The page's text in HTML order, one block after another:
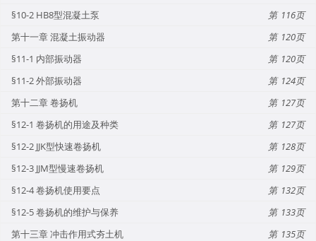
§10-2 HB8型混凝土泵
116
第十一章 混凝土振动器
120
§11-1 内部振动器
120
§11-2 外部振动器
124
第十二章 卷扬机
127
§12-1 卷扬机的用途及种类
127
§12-2 JJK型快速卷扬机
128
§12-3 JJM型慢速卷扬机
129
§12-4 卷扬机使用要点
132
§12-5 卷扬机的维护与保养
133
第十三章 冲击作用式夯土机
135